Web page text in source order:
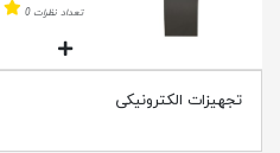
تعداد نظرات 0
تجهیزات الکترونیکی